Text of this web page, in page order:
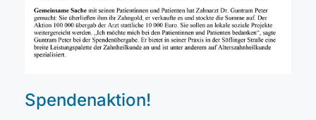
Spendenaktion!